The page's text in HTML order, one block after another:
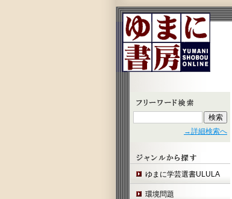
→詳細検索へ
ゆまに学芸選書ULULA
環境問題